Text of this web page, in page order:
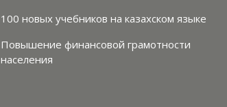
100 новых учебников на казахском языке
Повышение финансовой грамотности
населения